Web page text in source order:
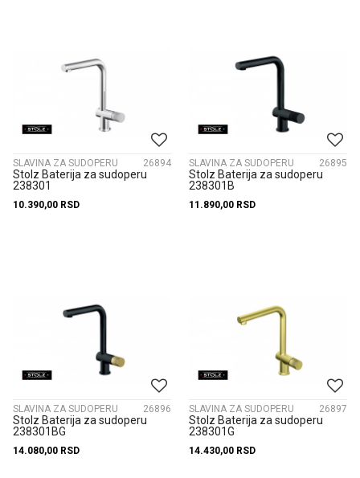
SLAVINA ZA SUDOPERU 26894
Stolz Baterija za sudoperu
238301
10.390,00 RSD
SLAVINA ZA SUDOPERU 26895
Stolz Baterija za sudoperu
238301B
11.890,00 RSD
SLAVINA ZA SUDOPERU 26896
Stolz Baterija za sudoperu
238301BG
14.080,00 RSD
SLAVINA ZA SUDOPERU 26897
Stolz Baterija za sudoperu
238301G
14.430,00 RSD